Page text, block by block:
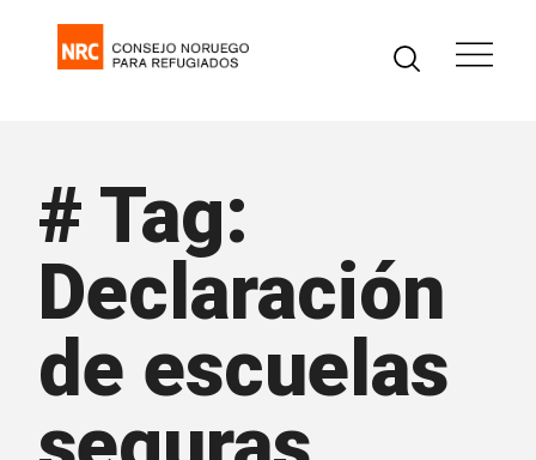
# Tag:
Declaración
de escuelas